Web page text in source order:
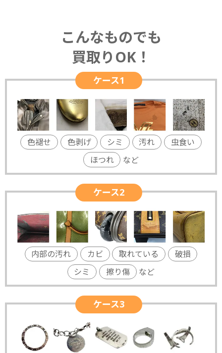
こんなものでも
買取りOK！
ケース1
色褪せ 色剥げ シミ 汚れ
虫食い
ほつれ
など
ケース2
内部の汚れ カビ 取れている
破損
シミ
擦り傷 など
ケース3